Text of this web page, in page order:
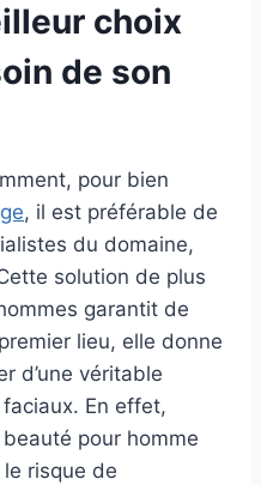
choix
de son
pour bien
, il est préférable de
du domaine,
solution de plus
garantit de
lieu, elle donne
d’une véritable
En effet,
pour homme
risque de